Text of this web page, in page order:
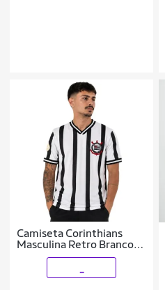
Camiseta Corinthians
Masculina Retro Branco
Coimbra